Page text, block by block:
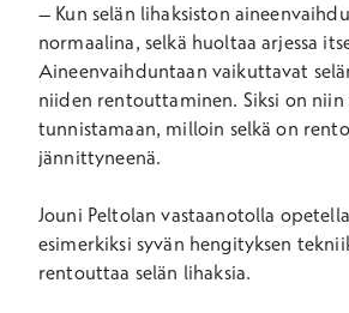
– Kun selän lihaksiston
normaalina, selkä huoltaa arjessa
Aineenvaihduntaan vaikuttavat
niiden rentouttaminen. Siksi on
tunnistamaan, milloin selkä on
jännittyneenä.
Jouni Peltolan vastaanotolla
esimerkiksi syvän hengityksen
rentouttaa selän lihaksia.